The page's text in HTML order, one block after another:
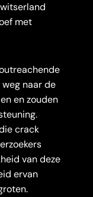
met
naar de
en zouden
crack
van deze
ervan